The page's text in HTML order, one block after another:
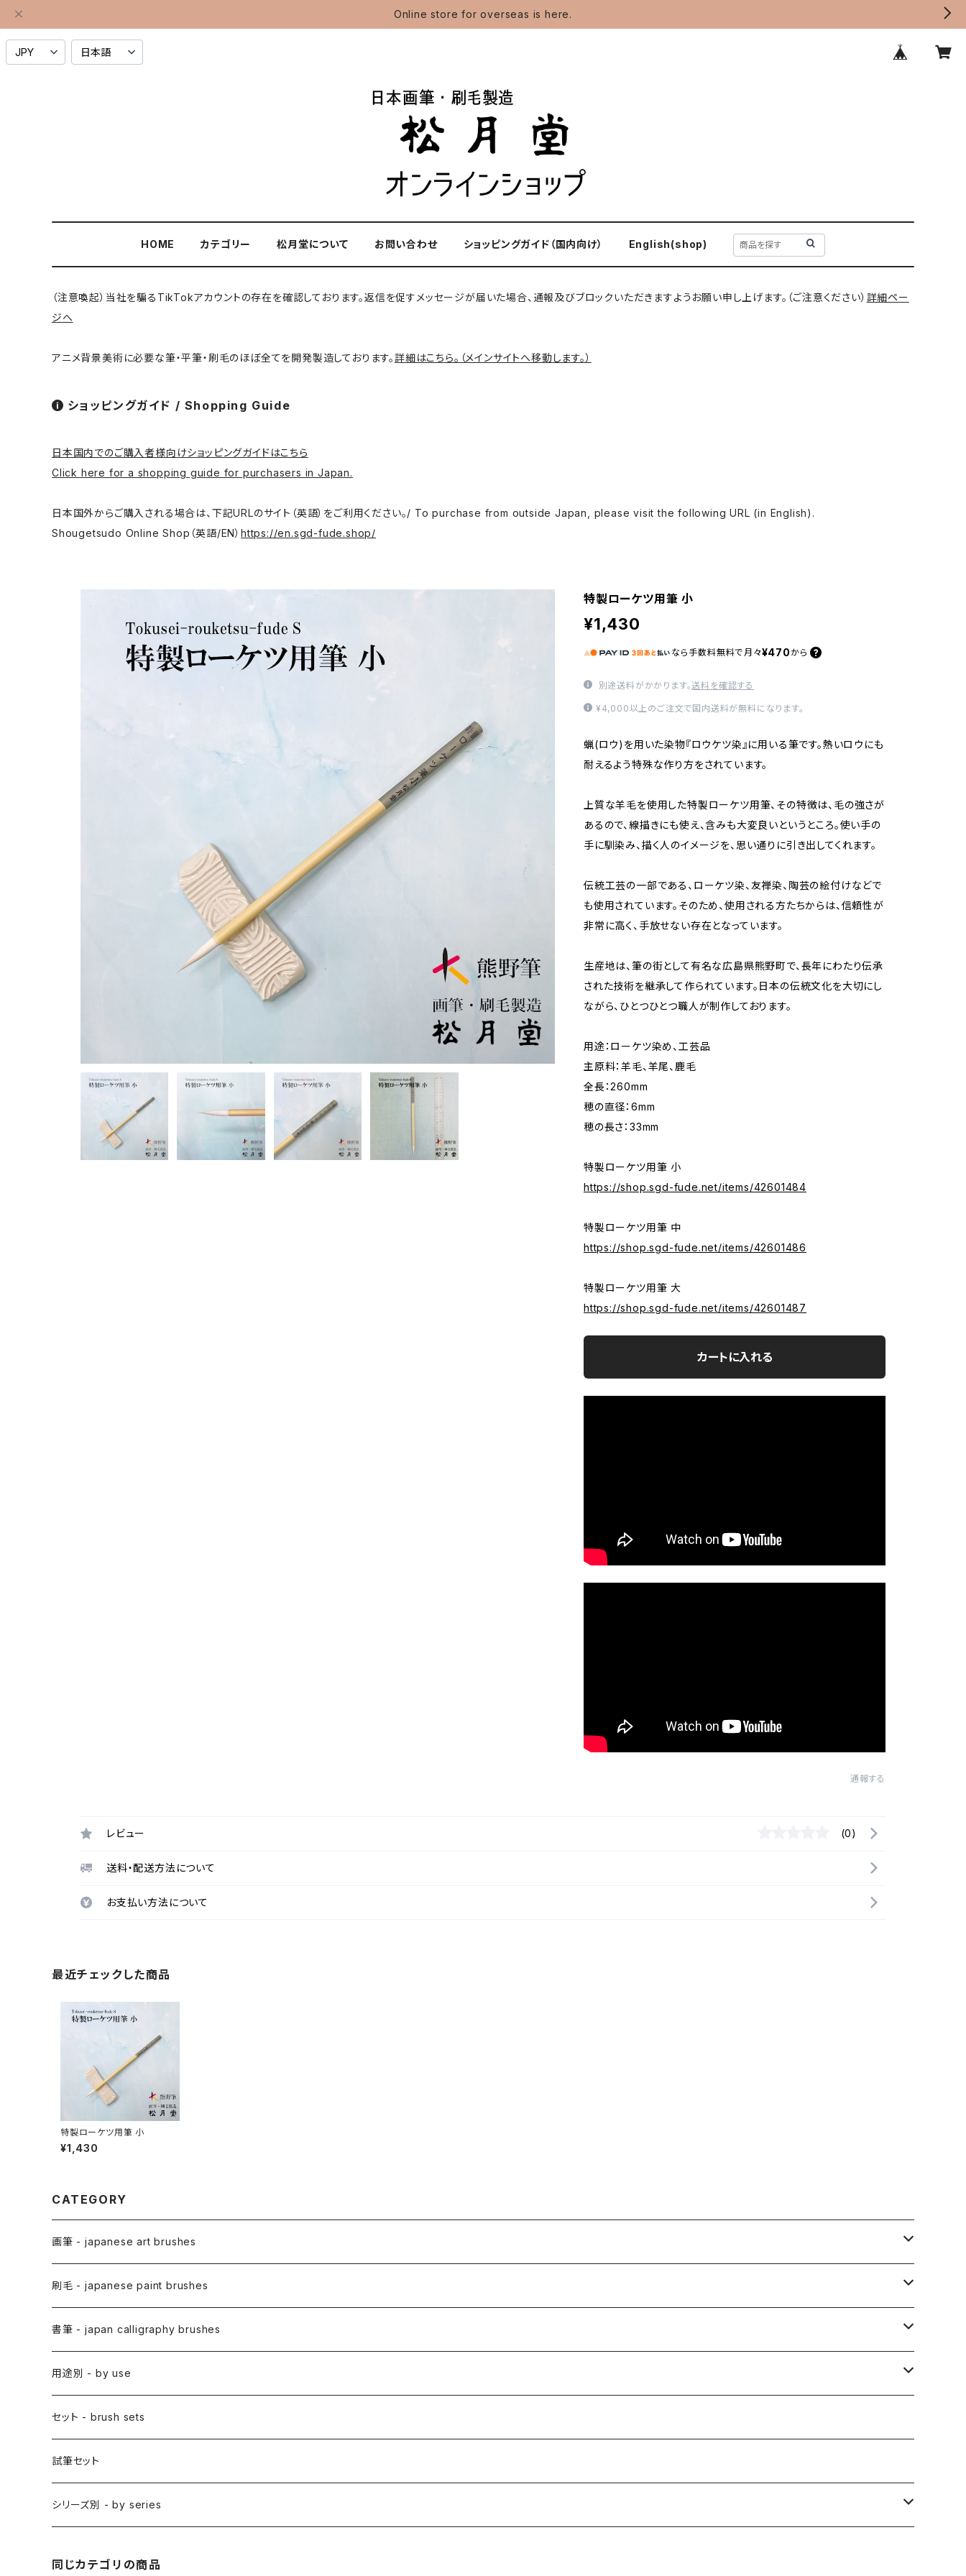
Online store for overseas is here.
HOME カテゴリー 松月堂について お問い合わせ ショッピングガイド（国内向け） English(shop)
（注意喚起）当社を騙るTikTokアカウントの存在を確認しております。返信を促すメッセージが届いた場合、通報及びブロックいただきますようお願い申し上げます。（ご注意ください） 詳細ペー
ジへ
アニメ背景美術に必要な筆・平筆・刷毛のほぼ全てを開発製造しております。詳細はこちら。（メインサイトへ移動します。）
ショッピングガイド / Shopping Guide
日本国内でのご購入者様向けショッピングガイドはこちら
Click here for a shopping guide for purchasers in Japan.
日本国外からご購入される場合は、下記URLのサイト（英語）をご利用ください。/ To purchase from outside Japan, please visit the following URL (in English).
Shougetsudo Online Shop（英語/EN）https://en.sgd-fude.shop/
特製ローケツ用筆 小
¥1,430
なら 手数料無料で 月々¥470 から
別途送料がかかります。送料を確認する
¥4,000以上のご注文で国内送料が無料になります。
蝋(ロウ)を用いた染物『ロウケツ染』に用いる筆です。熱いロウにも
耐えるよう特殊な作り方をされています。
上質な羊毛を使用した特製ローケツ用筆、その特徴は、毛の強さが
あるので、線描きにも使え、含みも大変良いというところ。使い手の
手に馴染み、描く人のイメージを、思い通りに引き出してくれます。
伝統工芸の一部である、ローケツ染、友禅染、陶芸の絵付けなどで
も使用されています。そのため、使用される方たちからは、信頼性が
非常に高く、手放せない存在となっています。
生産地は、筆の街として有名な広島県熊野町で、長年にわたり伝承
された技術を継承して作られています。日本の伝統文化を大切にし
ながら、ひとつひとつ職人が制作しております。
用途：ローケツ染め、工芸品
主原料：羊毛、羊尾、鹿毛
全長：260mm
穂の直径：6mm
穂の長さ：33mm
特製ローケツ用筆 小
https://shop.sgd-fude.net/items/42601484
特製ローケツ用筆 中
https://shop.sgd-fude.net/items/42601486
特製ローケツ用筆 大
https://shop.sgd-fude.net/items/42601487
カートに入れる
通報する
レビュー (0)
送料・配送方法について
お支払い方法について
最近チェックした商品
特製ローケツ用筆 小
¥1,430
CATEGORY
画筆 - japanese art brushes
アニメ用筆 / ANIME(draw anime)
アニメ用線描筆
アニメ用平筆
絵手紙用筆 / ETEGAMI (pic letter)
彩色筆 / SAISHIKI (color)
面相筆 / MENSO (line,detail)
削用筆 / SAKUYO (all-purpose)
隈取筆 / KUMADORI (blur,color)
刷毛 - japanese paint brushes
絵刷毛 / EBAKE (paint brushs)
日本画用絵刷毛
アニメ用絵刷毛
スリ込刷毛 / SURIKOMIBAKE (stencil)
差指刷毛 / SASHIBAKE (silk dyeing)
梵字筆 / BONJI-FUDE (sanskrit)
料理用刷毛 / RYORIBAKE(kitchen)
書筆 - japan calligraphy brushes
小筆
仮名用
禅シリーズ
用途別 - by use
日本画 - japanese-style painting
水墨画 - japanese ink paint/sumie
アニメ背景美術 - anime background art
セット - brush sets
試筆セット
シリーズ別 - by series
同じカテゴリの商品